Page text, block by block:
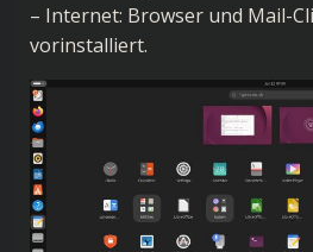
– Internet: Browser und Mail-
vorinstalliert.